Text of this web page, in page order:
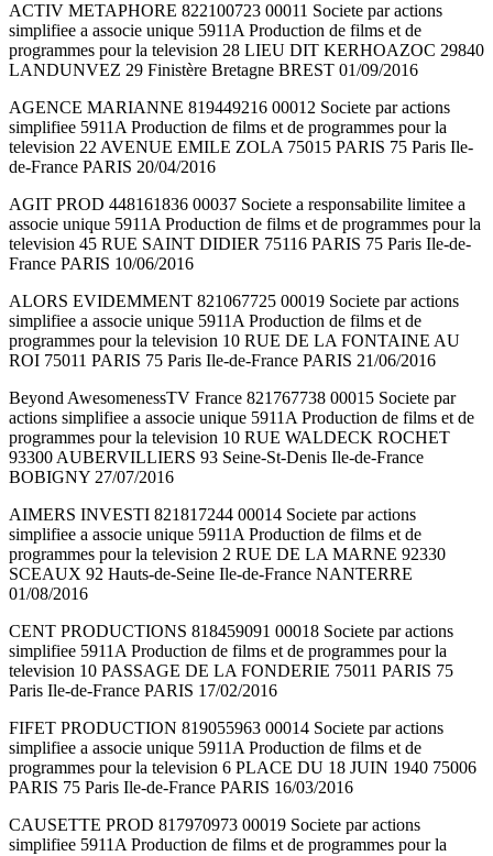
ACTIV METAPHORE 822100723 00011 Societe par actions
simplifiee a associe unique 5911A Production de films et de
programmes pour la television 28 LIEU DIT KERHOAZOC 29840
LANDUNVEZ 29 Finistère Bretagne BREST 01/09/2016
AGENCE MARIANNE 819449216 00012 Societe par actions
simplifiee 5911A Production de films et de programmes pour la
television 22 AVENUE EMILE ZOLA 75015 PARIS 75 Paris Ile-
de-France PARIS 20/04/2016
AGIT PROD 448161836 00037 Societe a responsabilite limitee a
associe unique 5911A Production de films et de programmes pour la
television 45 RUE SAINT DIDIER 75116 PARIS 75 Paris Ile-de-
France PARIS 10/06/2016
ALORS EVIDEMMENT 821067725 00019 Societe par actions
simplifiee a associe unique 5911A Production de films et de
programmes pour la television 10 RUE DE LA FONTAINE AU
ROI 75011 PARIS 75 Paris Ile-de-France PARIS 21/06/2016
Beyond AwesomenessTV France 821767738 00015 Societe par
actions simplifiee a associe unique 5911A Production de films et de
programmes pour la television 10 RUE WALDECK ROCHET
93300 AUBERVILLIERS 93 Seine-St-Denis Ile-de-France
BOBIGNY 27/07/2016
AIMERS INVESTI 821817244 00014 Societe par actions
simplifiee a associe unique 5911A Production de films et de
programmes pour la television 2 RUE DE LA MARNE 92330
SCEAUX 92 Hauts-de-Seine Ile-de-France NANTERRE
01/08/2016
CENT PRODUCTIONS 818459091 00018 Societe par actions
simplifiee 5911A Production de films et de programmes pour la
television 10 PASSAGE DE LA FONDERIE 75011 PARIS 75
Paris Ile-de-France PARIS 17/02/2016
FIFET PRODUCTION 819055963 00014 Societe par actions
simplifiee a associe unique 5911A Production de films et de
programmes pour la television 6 PLACE DU 18 JUIN 1940 75006
PARIS 75 Paris Ile-de-France PARIS 16/03/2016
CAUSETTE PROD 817970973 00019 Societe par actions
simplifiee 5911A Production de films et de programmes pour la